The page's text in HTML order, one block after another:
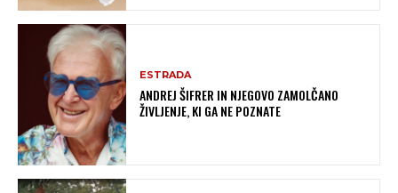
ESTRADA
ANDREJ ŠIFRER IN NJEGOVO ZAMOLČANO
ŽIVLJENJE, KI GA NE POZNATE